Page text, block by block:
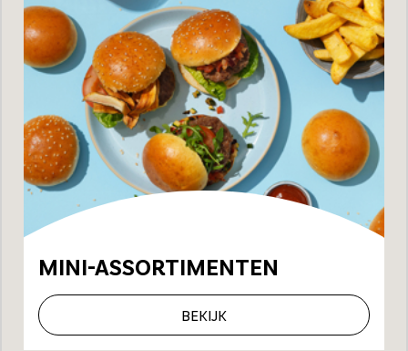
MINI-ASSORTIMENTEN
BEKIJK